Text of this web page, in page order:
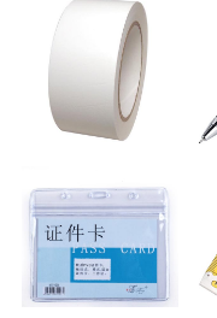
Băng keo 2
mặt 5cm
Bảng tên dẻo
ngang 9 x 6